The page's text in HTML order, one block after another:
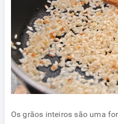
Os grãos inteiros são uma